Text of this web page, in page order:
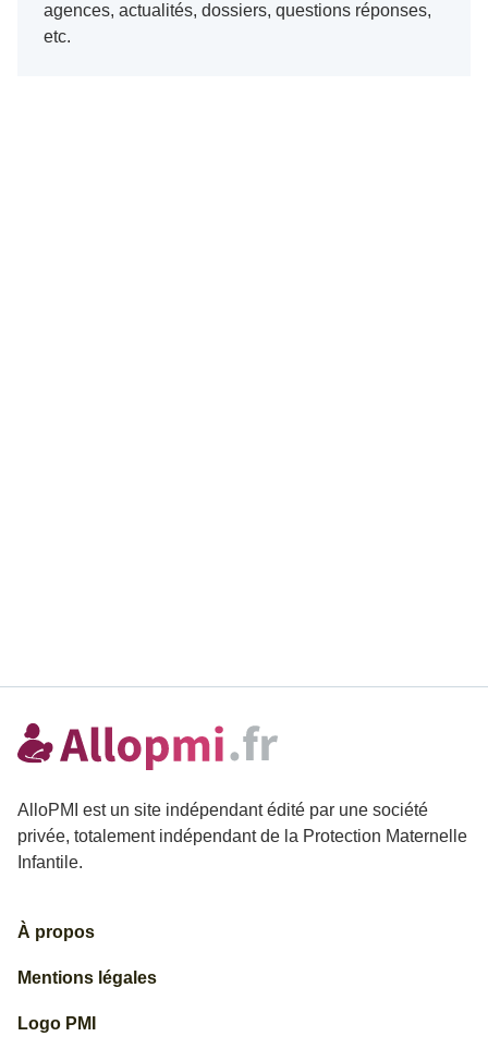
agences, actualités, dossiers, questions réponses,
etc.
AlloPMI est un site indépendant édité par une société
privée, totalement indépendant de la Protection Maternelle
Infantile.
À propos
Mentions légales
Logo PMI